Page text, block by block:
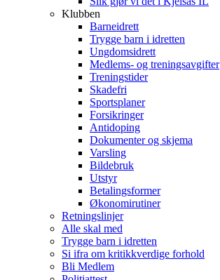
Klubben
Barneidrett
Trygge barn i idretten
Ungdomsidrett
Medlems- og treningsavgifter
Treningstider
Skadefri
Sportsplaner
Forsikringer
Antidoping
Dokumenter og skjema
Varsling
Bildebruk
Utstyr
Betalingsformer
Økonomirutiner
Retningslinjer
Alle skal med
Trygge barn i idretten
Si ifra om kritikkverdige forhold
Bli Medlem